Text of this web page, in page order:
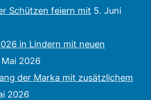
Schützen feiern mit 5. Juni
in Lindern mit neuen
2026
der Marka mit zusätzlichem
2026